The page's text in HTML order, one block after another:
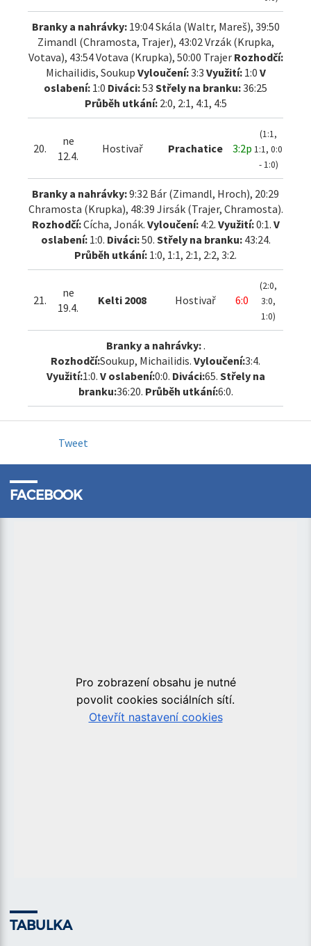
Branky a nahrávky:19:04 Skála (Waltr, Mareš), 39:50
Zimandl (Chramosta, Trajer), 43:02 Vrzák (Krupka,
Votava), 43:54 Votava (Krupka), 50:00 Trajer Rozhodčí:
Michailidis, Soukup Vyloučení:3:3 Využití:1:0 V
oslabení: 1:0 Diváci:53 Střely na branku:36:25
Průběh utkání:2:0, 2:1, 4:1, 4:5
20.
ne
12.4.
Hostivař Prachatice 3:2p
(1:1,
1:1, 0:0
- 1:0)
Branky a nahrávky:9:32 Bár (Zimandl, Hroch), 20:29
Chramosta (Krupka), 48:39 Jirsák (Trajer, Chramosta).
Rozhodčí:Cícha, Jonák. Vyloučení:4:2. Využití:0:1. V
oslabení:1:0. Diváci:50. Střely na branku:43:24.
Průběh utkání: 1:0, 1:1, 2:1, 2:2, 3:2.
21.
ne
19.4.
Kelti 2008 Hostivař 6:0
(2:0,
3:0,
1:0)
Branky a nahrávky:.
Rozhodčí:Soukup, Michailidis. Vyloučení:3:4.
Využití:1:0. V oslabení:0:0. Diváci:65. Střely na
branku:36:20. Průběh utkání:6:0.
Tweet
FACEBOOK
TABULKA